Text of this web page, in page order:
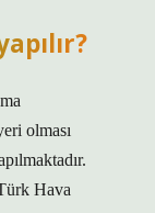
olması
Hava